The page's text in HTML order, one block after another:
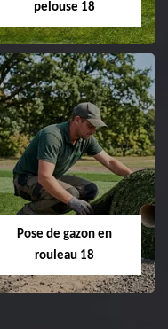
pelouse 18
Tonte et réfection
de pelouse 18
Entreprise tonte et
Cher tel: 02.52.56.49.40
Pose de gazon en
rouleau 18